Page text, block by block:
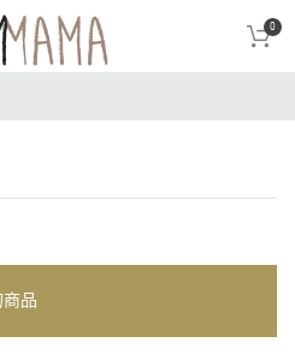
0
品